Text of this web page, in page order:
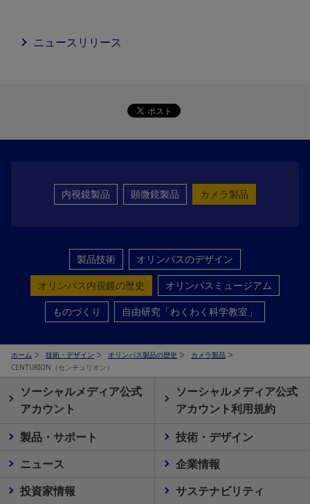
ニュースリリース
内視鏡製品 顕微鏡製品 カメラ製品
製品技術
オリンパスのデザイン
オリンパス内視鏡の歴史
オリンパスミュージアム
ものづくり
自由研究「わくわく科学教室」
ホーム 技術・デザイン オリンパス製品の歴史
カメラ製品
CENTURION（センチュリオン）
ソーシャルメディア公式
アカウント
ソーシャルメディア公式
アカウント利用規約
製品・サポート
技術・デザイン
ニュース
企業情報
投資家情報
サステナビリティ